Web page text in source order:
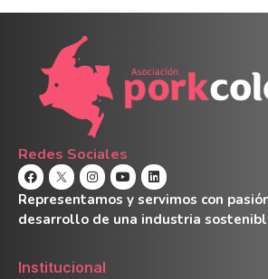
Redes Sociales
Representamos y servimos con
desarrollo de una industria
Institucional